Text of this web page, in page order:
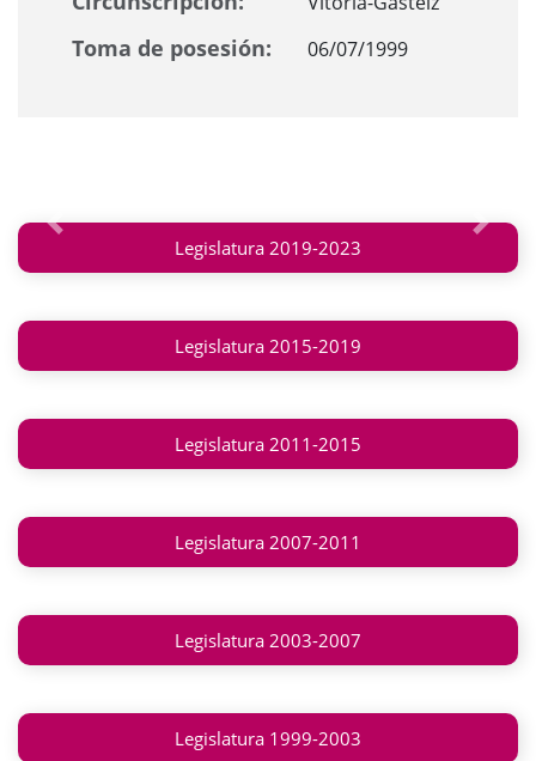
Toma de posesión: 06/07/1999
Anterior Legislatura 2019-2023
Legislatura 2015-2019
Legislatura 2011-2015
Legislatura 2007-2011
Legislatura 2003-2007
Legislatura 1999-2003